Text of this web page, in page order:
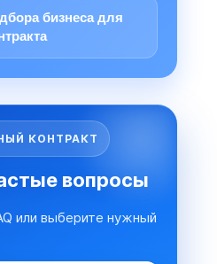
бизнеса для
КОНТРАКТ
вопросы
или выберите нужный